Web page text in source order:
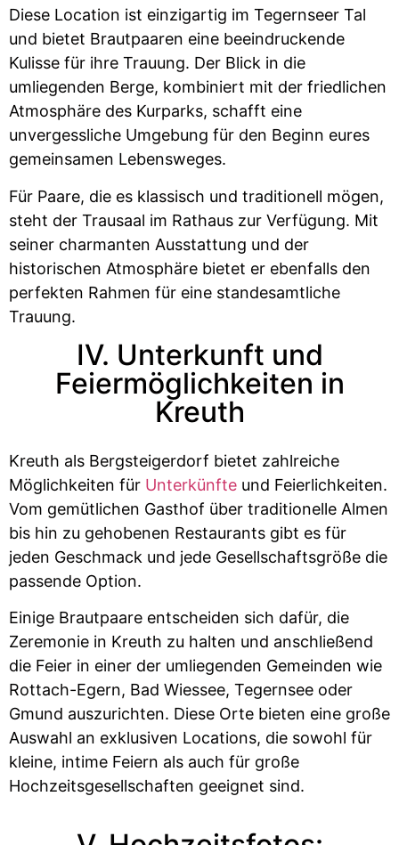
Diese Location ist einzigartig im Tegernseer Tal
und bietet Brautpaaren eine beeindruckende
Kulisse für ihre Trauung. Der Blick in die
umliegenden Berge, kombiniert mit der friedlichen
Atmosphäre des Kurparks, schafft eine
unvergessliche Umgebung für den Beginn eures
gemeinsamen Lebensweges.
Für Paare, die es klassisch und traditionell mögen,
steht der Trausaal im Rathaus zur Verfügung. Mit
seiner charmanten Ausstattung und der
historischen Atmosphäre bietet er ebenfalls den
perfekten Rahmen für eine standesamtliche
Trauung.
IV. Unterkunft und
Feiermöglichkeiten in
Kreuth
Kreuth als Bergsteigerdorf bietet zahlreiche
Möglichkeiten für Unterkünfte und Feierlichkeiten.
Vom gemütlichen Gasthof über traditionelle Almen
bis hin zu gehobenen Restaurants gibt es für
jeden Geschmack und jede Gesellschaftsgröße die
passende Option.
Einige Brautpaare entscheiden sich dafür, die
Zeremonie in Kreuth zu halten und anschließend
die Feier in einer der umliegenden Gemeinden wie
Rottach-Egern, Bad Wiessee, Tegernsee oder
Gmund auszurichten. Diese Orte bieten eine große
Auswahl an exklusiven Locations, die sowohl für
kleine, intime Feiern als auch für große
Hochzeitsgesellschaften geeignet sind.